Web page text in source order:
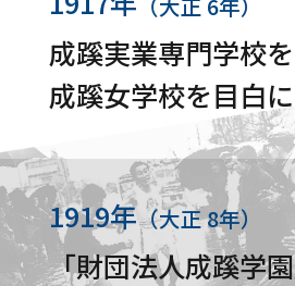
成蹊実業専門学校
成蹊女学校を目白
1919年（大正 8年）
「財団法人成蹊学